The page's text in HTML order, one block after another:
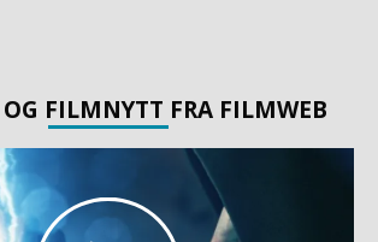
OG FILMNYTT FRA FILMWEB